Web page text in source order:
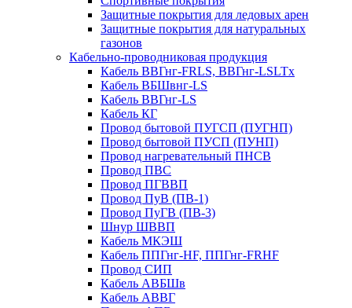
Защитные покрытия для ледовых арен
Защитные покрытия для натуральных
газонов
Кабельно-проводниковая продукция
Кабель ВВГнг-FRLS, ВВГнг-LSLTx
Кабель ВБШвнг-LS
Кабель ВВГнг-LS
Кабель КГ
Провод бытовой ПУГСП (ПУГНП)
Провод бытовой ПУСП (ПУНП)
Провод нагревательный ПНСВ
Провод ПВС
Провод ПГВВП
Провод ПуВ (ПВ-1)
Провод ПуГВ (ПВ-3)
Шнур ШВВП
Кабель МКЭШ
Кабель ППГнг-HF, ППГнг-FRHF
Провод СИП
Кабель АВБШв
Кабель АВВГ